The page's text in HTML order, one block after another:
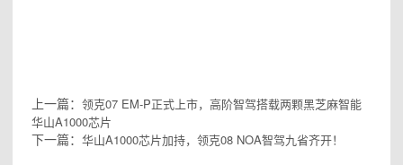
上一篇： 领克07 EM-P正式上市，高阶智驾搭载两颗黑芝麻智能
华山A1000芯片
下一篇： 华山A1000芯片加持，领克08 NOA智驾九省齐开！